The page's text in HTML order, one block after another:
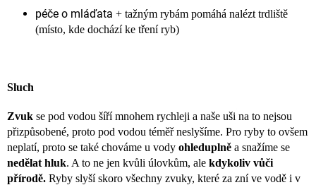
péče o mláďata + tažným rybám pomáhá nalézt trdliště
(místo, kde dochází ke tření ryb)
Sluch
Zvuk se pod vodou šíří mnohem rychleji a naše uši na to nejsou
přizpůsobené, proto pod vodou téměř neslyšíme. Pro ryby to ovšem
neplatí, proto se také chováme u vody ohleduplně a snažíme se
nedělat hluk. A to ne jen kvůli úlovkům, ale kdykoliv vůči
přírodě. Ryby slyší skoro všechny zvuky, které za zní ve vodě i v